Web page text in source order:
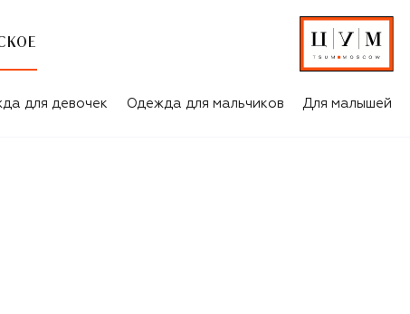
для девочек Одежда для мальчиков Для малышей